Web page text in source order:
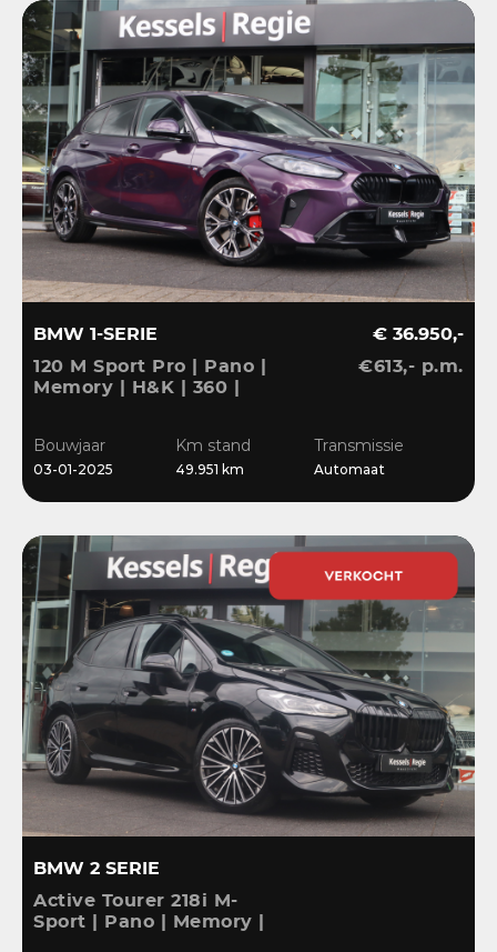
BMW 1-SERIE
120 M Sport Pro | Pano |
Memory | H&K | 360 |
El.klep | 18”
€ 36.950,-
€613,- p.m.
Bouwjaar
03-01-2025
Km stand
49.951 km
Transmissie
Automaat
BMW 2 SERIE
Active Tourer 218i M-
Sport | Pano | Memory |